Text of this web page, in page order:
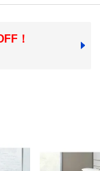
ただいても¥880です。
！